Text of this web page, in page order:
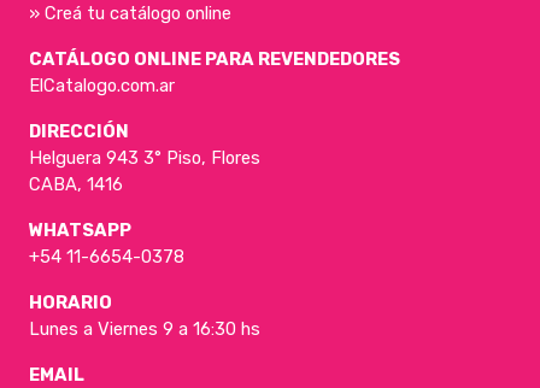
» Creá tu catálogo online
CATÁLOGO ONLINE PARA REVENDEDORES
ElCatalogo.com.ar
DIRECCIÓN
Helguera 943 3° Piso, Flores
CABA, 1416
WHATSAPP
+54 11-6654-0378
HORARIO
Lunes a Viernes 9 a 16:30 hs
EMAIL